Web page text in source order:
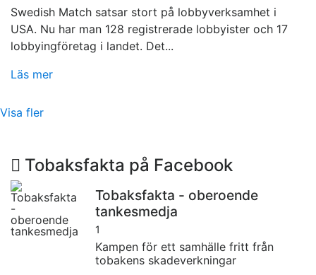
Swedish Match satsar stort på lobbyverksamhet i
USA. Nu har man 128 registrerade lobbyister och 17
lobbyingföretag i landet. Det...
Läs mer
Visa fler
Tobaksfakta på Facebook
Tobaksfakta - oberoende
tankesmedja
1
Kampen för ett samhälle fritt från
tobakens skadeverkningar